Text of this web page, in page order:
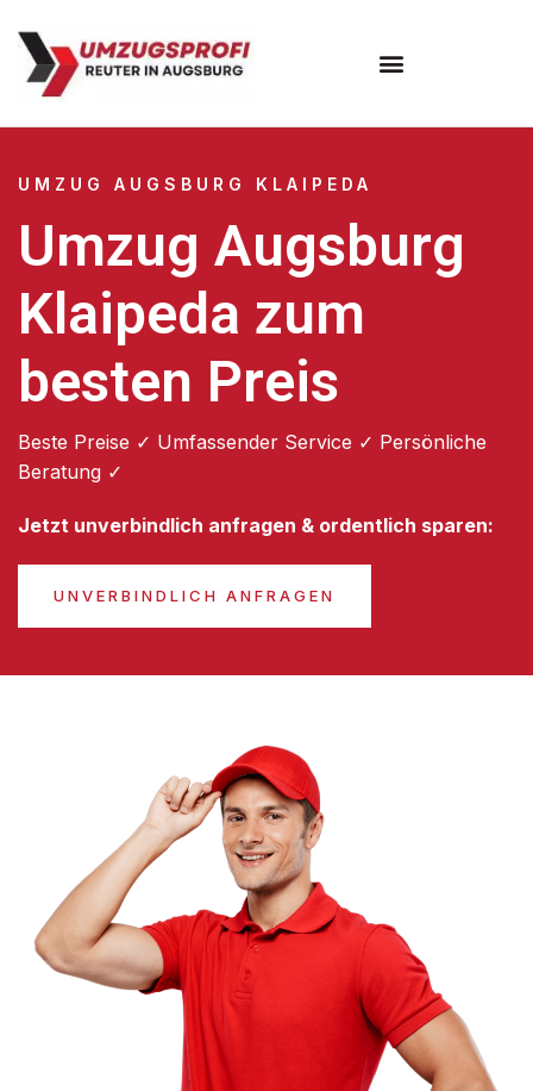
UMZUG AUGSBURG KLAIPEDA
Umzug Augsburg
Klaipeda zum
besten Preis
Beste Preise ✓ Umfassender Service ✓ Persönliche
Beratung ✓
Jetzt unverbindlich anfragen & ordentlich sparen:
UNVERBINDLICH ANFRAGEN